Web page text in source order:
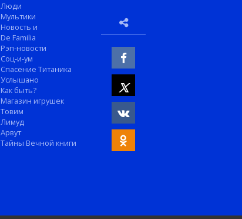
Люди
Мультики
Новость и
De Familia
Рэп-новости
Соц-и-ум
Спасение Титаника
Услышано
Как быть?
Магазин игрушек
Товим
Лимуд
Арвут
Тайны Вечной книги